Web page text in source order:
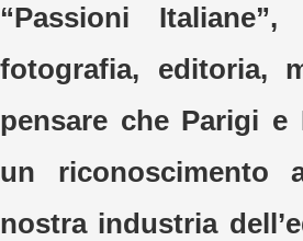
“Passioni
fotografia, editoria,
pensare che Parigi
un riconoscimento
nostra industria